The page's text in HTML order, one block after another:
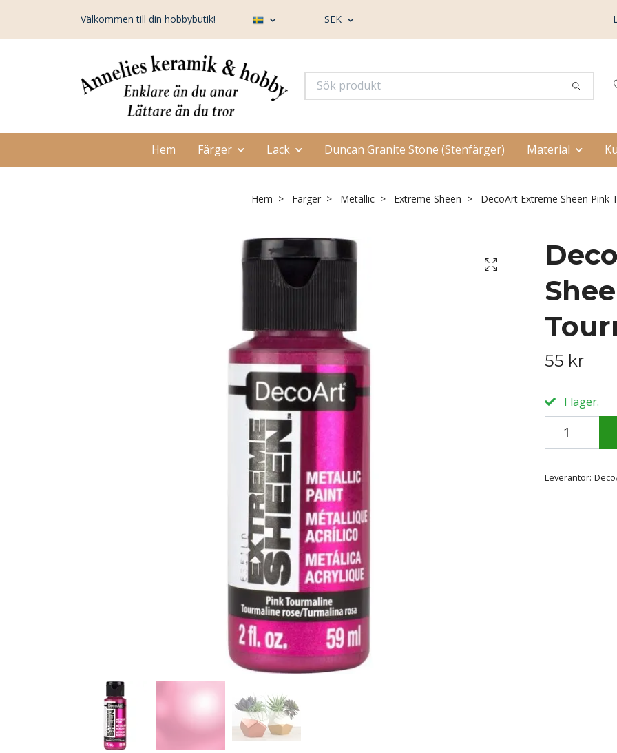
Välkommen till din hobbybutik! SEK
Hem Färger Lack Duncan Granite Stone (Stenfärger) Material
Hem Färger Metallic Extreme Sheen DecoArt Extreme Sheen Pink
55 kr
I lager.
Leverantör: